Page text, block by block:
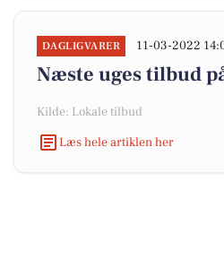
DAGLIGVARER 11-03-2022
Næste uges tilbud
Kilde: Lokale tilbud
Læs hele artiklen her